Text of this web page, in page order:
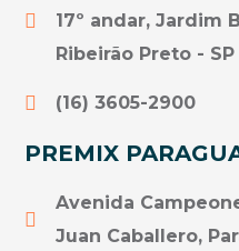
17º andar, Jardim
Ribeirão Preto - SP
(16) 3605-2900
PREMIX
Avenida
Juan Caballero,